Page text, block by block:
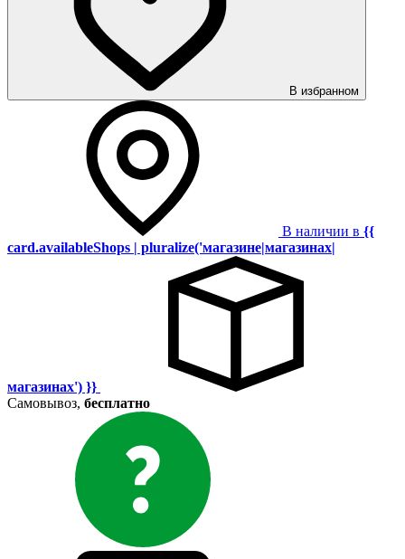
В избранном
В наличии в {{
card.availableShops | pluralize('магазине|магазинах|
магазинах') }}
Самовывоз, бесплатно